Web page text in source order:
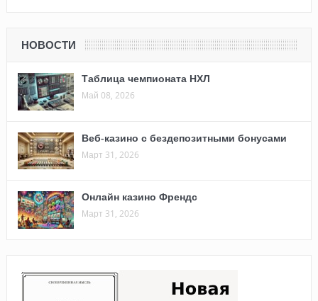
НОВОСТИ
Таблица чемпионата НХЛ
Май 08, 2026
Веб-казино с бездепозитными бонусами
Март 31, 2026
Онлайн казино Френдс
Март 31, 2026